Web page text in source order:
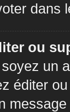
dans
ou
un
éditer